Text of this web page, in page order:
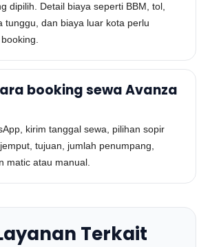
dipilih. Detail biaya seperti BBM, tol,
tunggu, dan biaya luar kota perlu
booking sewa Avanza
kirim tanggal sewa, pilihan sopir
tujuan, jumlah penumpang,
matic atau manual.
Terkait